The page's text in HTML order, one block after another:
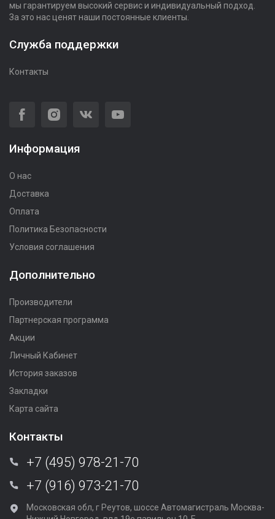
мы гарантируем высокий сервис и индивидуальный подход.
За это нас ценят наши постоянные клиенты.
Служба поддержки
Контакты
Информация
О нас
Доставка
Оплата
Политика Безопасности
Условия соглашения
Дополнительно
Производители
Партнерская программа
Акции
Личный Кабинет
История заказов
Закладки
Карта сайта
Контакты
+7 (495) 978-21-70
+7 (916) 973-21-70
Московская обл, г Реутов, шоссе Автомагистраль Москва-